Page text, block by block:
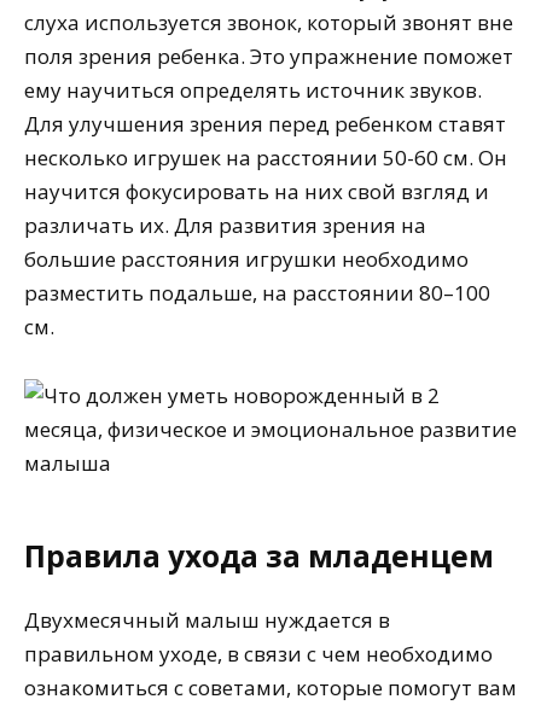
слуха используется звонок, который звонят вне
поля зрения ребенка. Это упражнение поможет
ему научиться определять источник звуков.
Для улучшения зрения перед ребенком ставят
несколько игрушек на расстоянии 50-60 см. Он
научится фокусировать на них свой взгляд и
различать их. Для развития зрения на
большие расстояния игрушки необходимо
разместить подальше, на расстоянии 80–100
см.
Правила ухода за младенцем
Двухмесячный малыш нуждается в
правильном уходе, в связи с чем необходимо
ознакомиться с советами, которые помогут вам